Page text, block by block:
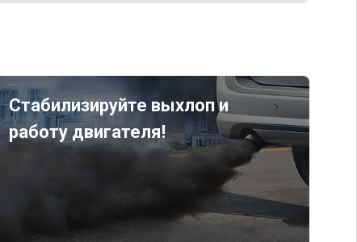
Стабилизируйте выхлоп и
работу двигателя!